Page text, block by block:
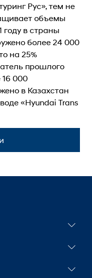
Рус», тем не
объемы
году в страны
более 24 000
на 25%
прошлого
16 000
в Казахстан
«Hyundai Trans